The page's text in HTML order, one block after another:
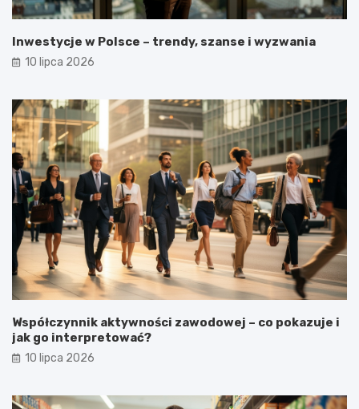
Inwestycje w Polsce – trendy, szanse i wyzwania
10 lipca 2026
Współczynnik aktywności zawodowej – co pokazuje i
jak go interpretować?
10 lipca 2026